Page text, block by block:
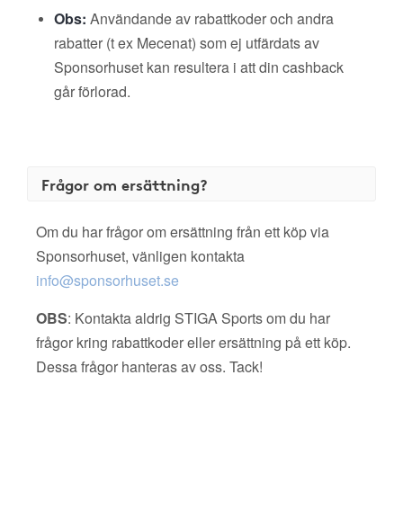
Obs: Användande av rabattkoder och andra
rabatter (t ex Mecenat) som ej utfärdats av
Sponsorhuset kan resultera i att din cashback
går förlorad.
Frågor om ersättning?
Om du har frågor om ersättning från ett köp via
Sponsorhuset, vänligen kontakta
info@sponsorhuset.se
OBS: Kontakta aldrig STIGA Sports om du har
frågor kring rabattkoder eller ersättning på ett köp.
Dessa frågor hanteras av oss. Tack!